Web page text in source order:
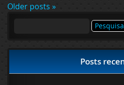
Older posts »
Posts